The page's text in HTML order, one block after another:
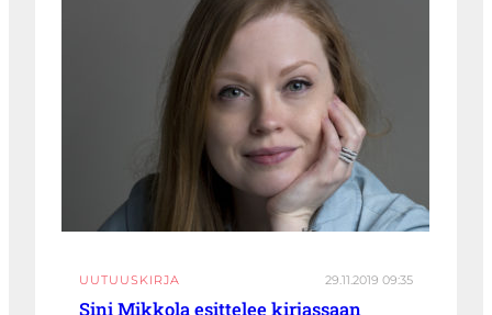
UUTUUSKIRJA 29.11.2019 09:35
Sini Mikkola esittelee kirjassaan